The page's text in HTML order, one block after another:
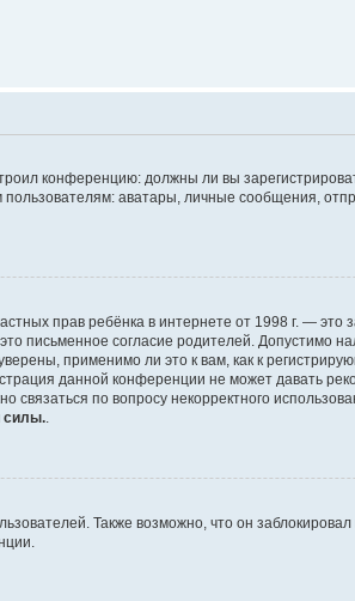
конференцию: должны ли вы
аватары, личные сообщения,
прав ребёнка в интернете от 1998 г. —
письменное согласие родителей. Допустимо
применимо ли это к вам, как к
данной конференции не может давать
по вопросу некорректного
силы..
Также возможно, что он